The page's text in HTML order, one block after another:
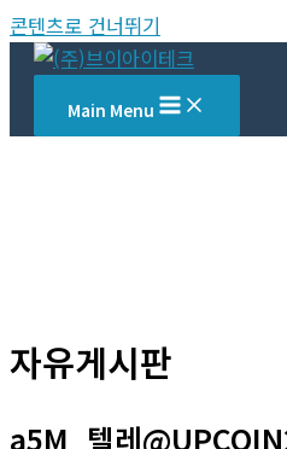
콘텐츠로 건너뛰기
Main Menu
자유게시판
a5M_텔레